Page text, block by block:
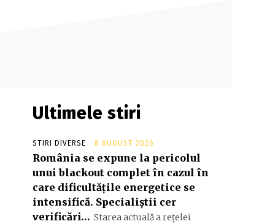
Ultimele stiri
STIRI DIVERSE 8 AUGUST 2026
România se expune la pericolul
unui blackout complet în cazul în
care dificultățile energetice se
intensifică. Specialiștii cer
verificări… Starea actuală a rețelei